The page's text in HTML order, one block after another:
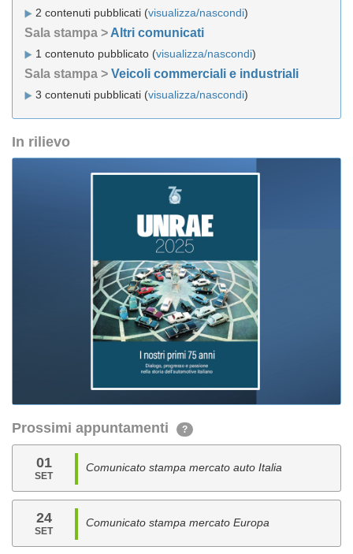
2 contenuti pubblicati (visualizza/nascondi)
Sala stampa > Altri comunicati
1 contenuto pubblicato (visualizza/nascondi)
Sala stampa > Veicoli commerciali e industriali
3 contenuti pubblicati (visualizza/nascondi)
In rilievo
Prossimi appuntamenti ?
01
SET
Comunicato stampa mercato auto Italia
24
SET
Comunicato stampa mercato Europa